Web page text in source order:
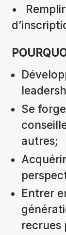
•
Se
autres;
Entrer
recrues